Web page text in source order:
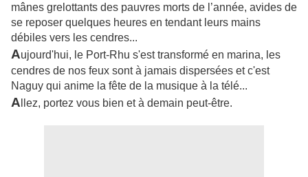
mânes grelottants des pauvres morts de l’année, avides de
se reposer quelques heures en tendant leurs mains
débiles vers les cendres...
Aujourd'hui, le Port-Rhu s'est transformé en marina, les
cendres de nos feux sont à jamais dispersées et c'est
Naguy qui anime la fête de la musique à la télé...
A llez, portez vous bien et à demain peut-être.